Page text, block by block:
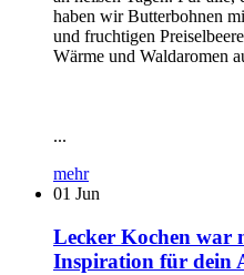
haben wir Butterbohnen
und fruchtigen
Wärme und Waldaromen
...
mehr
01 Jun
Lecker Kochen war
Inspiration für dein